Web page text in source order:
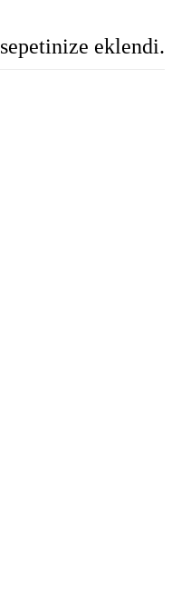
sepetinize eklendi.